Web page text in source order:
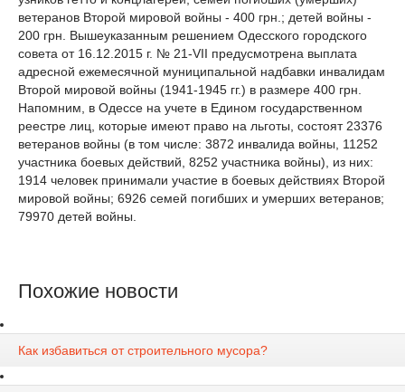
ветеранов Второй мировой войны - 400 грн.; детей войны -
200 грн. Вышеуказанным решением Одесского городского
совета от 16.12.2015 г. № 21-VII предусмотрена выплата
адресной ежемесячной муниципальной надбавки инвалидам
Второй мировой войны (1941-1945 гг.) в размере 400 грн.
Напомним, в Одессе на учете в Едином государственном
реестре лиц, которые имеют право на льготы, состоят 23376
ветеранов войны (в том числе: 3872 инвалида войны, 11252
участника боевых действий, 8252 участника войны), из них:
1914 человек принимали участие в боевых действиях Второй
мировой войны; 6926 семей погибших и умерших ветеранов;
79970 детей войны.
Похожие новости
Как избавиться от строительного мусора?